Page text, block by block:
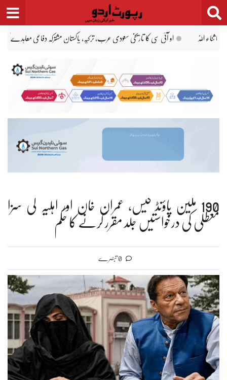
Skip
to
content
نواز کا ستھرا پنجاب ورکرز کو ہر ماہ 5 تاریخ تک تنخواہ ادائیگی کا حکم عبداللّٰہ طاہر قتل
190 ملین پاؤنڈ کیس، عمران خان اور اہلیہ کی سزا
معطلی کی درخواستیں جلد مقرر کرنے کا حکم
0 تبصرے